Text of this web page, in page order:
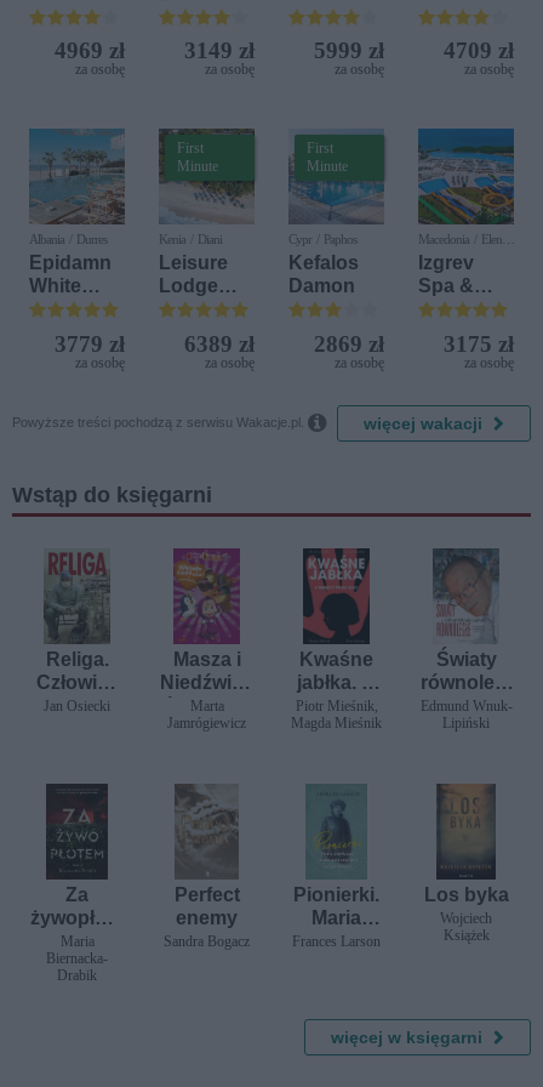
Beach &
Nature
4969 zł
za osobę
Bijela (ex.
Iberostar
Bijela
3149 zł
za osobę
Beach
Resort
5999 zł
za osobę
Terrasini
(ex. Citta
del Mare)
4709 zł
za osobę
Albania / Durres
Epidamn
White
Sensation
3779 zł
za osobę
First
Minute
Kenia / Diani
Leisure
Lodge
Beach &
Golf
Resort by
Diamonds
6389 zł
za osobę
First
Minute
Cypr / Paphos
Kefalos
Damon
2869 zł
za osobę
Macedonia / Elen
Kamen
Izgrev
Spa &
Aquapark
3175 zł
za osobę
Powyższe treści pochodzą z serwisu Wakacje.pl.  więcej wakacji
Wstąp do księgarni
Religa.
Człowiek
z sercem
Jan Osiecki
Masza i
Niedźwied
ź. Wesołe
zadania z
Marta
Jamrógiewicz
Kwaśne
jabłka. O
przemocy
wobec
Piotr Mieśnik,
Magda Mieśnik
Światy
równoległ
e.
Autobiogr
na w
sensie
Edmund Wnuk-
Lipiński
Za
żywopłote
m
Maria
Biernacka-
Drabik
Perfect
enemy
Sandra Bogacz
Pionierki.
Maria
Czaplicka
gii
Frances Larson
Los byka
Wojciech
Książek
więcej w księgarni